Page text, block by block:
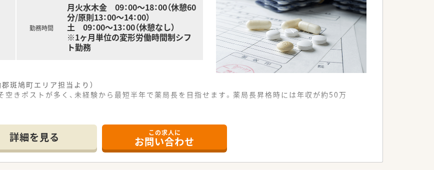
勤務時間
月火水木金 09：00～18：00（休憩60
分/原則13：00～14：00）
土 09：00～13：00（休憩なし）
※1ヶ月単位の変形労働時間制シフ
ト勤務
斑鳩町エリア担当より）
きポストが多く、未経験から最短半年で薬局長を目指せます。薬局長昇格時には年収が約50万
どの場所に位置しており、マイカー通勤が非常に便利なドラッグストア併設型の調剤薬局です。
様々な科目を応需しており、特定の科目に極端に偏ることがない点が特徴となっています。
となっており、基本的には1人薬剤師を中心に日々の業務を運営している店舗です。
詳細を見る この求人に
お問い合わせ